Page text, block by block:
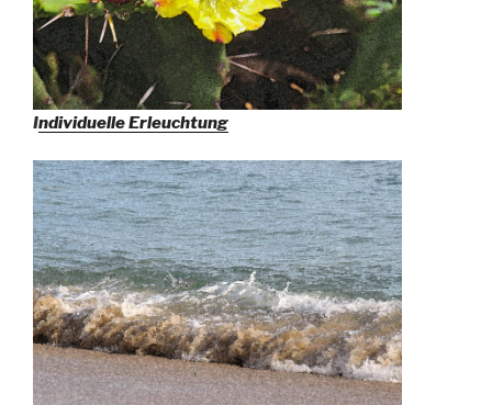
Individuelle Erleuchtung